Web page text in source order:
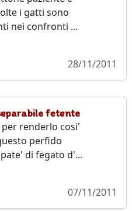
i gatti sono
nei confronti ...
28/11/2011
fetente
renderlo cosi'
perfido
di fegato d'...
07/11/2011